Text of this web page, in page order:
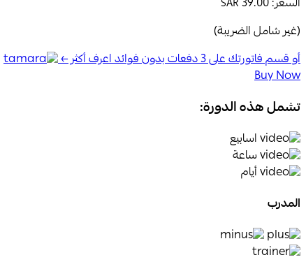
السعر: SAR 39.00
(غير شامل الضريبة)
أو قسم فاتورتك على 3 دفعات بدون فوائد اعرف أكثر ←
Buy Now
تشمل هذه الدورة:
اسابيع
ساعة
أيام
المدرب